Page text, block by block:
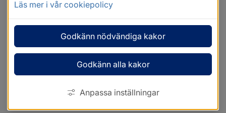
Läs mer i vår cookiepolicy
Godkänn nödvändiga kakor
Godkänn alla kakor
Anpassa inställningar